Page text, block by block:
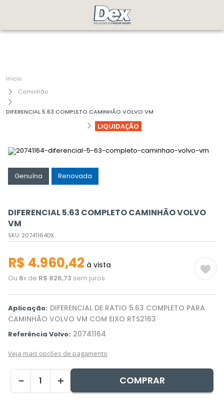
Caminhão
DIFERENCIAL 5.63 COMPLETO CAMINHÃO VOLVO VM
LIQUIDAÇÃO
Genuína Renovada
DIFERENCIAL 5.63 COMPLETO CAMINHÃO VOLVO
VM
SKU: 20741164DX
R$ 4.960,42 à vista
Ou 6x de R$ 826,73 sem juros
Aplicação: DIFERENCIAL DE RATIO 5.63 COMPLETO PARA
CAMINHÃO VOLVO VM COM EIXO RTS2163
Referência Volvo: 20741164
Veja mais opções de pagamento
＋
－ COMPRAR